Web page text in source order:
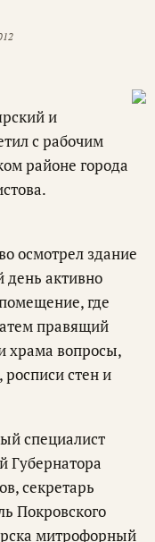
и
с рабочим
районе города
осмотрел здание
день активно
где
правящий
храма вопросы,
стен и
специалист
Губернатора
секретарь
Покровского
митрофорный